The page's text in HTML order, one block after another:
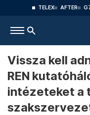
TELEX AFTER
Vissza kell
REN
intézeteket a